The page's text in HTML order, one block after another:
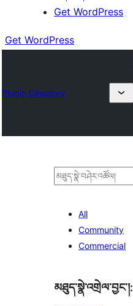
Get WordPress
Get WordPress
Plugin Directory
བཤེར་
All
Community
Commercial
མཐུད་སྣེ་འགྲེལ་བྱང་།: